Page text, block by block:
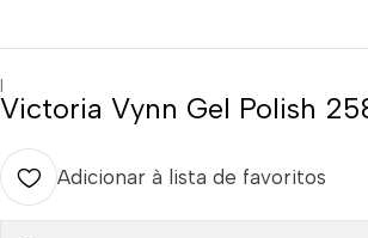
|
Victoria Vynn Gel Polish
Adicionar à lista de favoritos